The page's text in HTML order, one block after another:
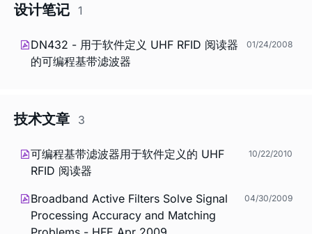
设计笔记 1
DN432 - 用于软件定义 UHF RFID 阅读器
的可编程基带滤波器
01/24/2008
技术文章 3
可编程基带滤波器用于软件定义的 UHF
RFID 阅读器
10/22/2010
Broadband Active Filters Solve Signal
Processing Accuracy and Matching
04/30/2009